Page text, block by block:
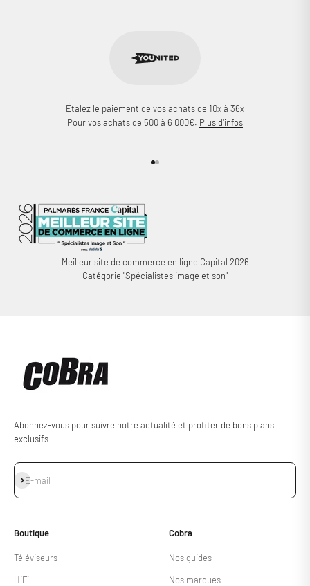
Étalez le paiement de vos achats de 10x à 36x
Pour vos achats de 500 à 6 000€. Plus d'infos
Aller à l'élément 1
Aller à l'élément 2
Meilleur site de commerce en ligne Capital 2026
Catégorie "Spécialistes image et son"
Abonnez-vous pour suivre notre actualité et profiter de bons plans
exclusifs
E-mail
S'inscrire
Boutique
Téléviseurs
HiFi
Cobra
Nos guides
Nos marques